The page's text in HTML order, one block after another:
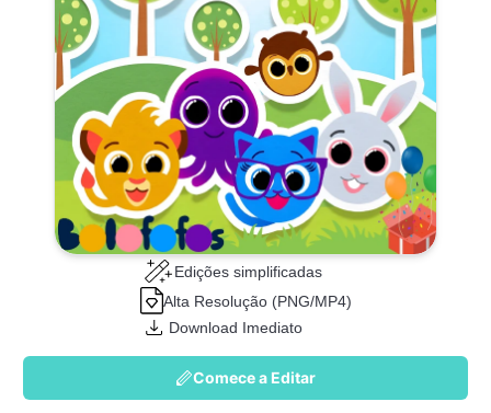
Edições simplificadas
Alta Resolução (PNG/MP4)
Download Imediato
Comece a Editar